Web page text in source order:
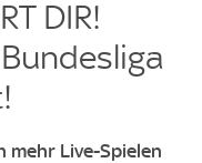
DIR!
mehr Live-Spielen